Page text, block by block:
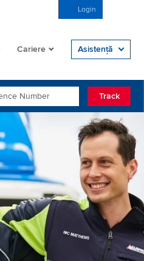
Login
Cariere Asistență
NUMBER
Track